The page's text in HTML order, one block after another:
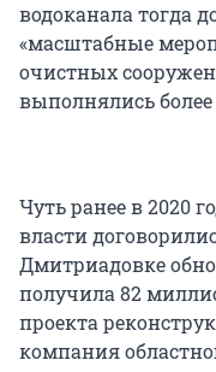
водоканала тогда
«масштабные
очистных
выполнялись более
Чуть ранее в 2020
власти
Дмитриадовке
получила 82
проекта
компания